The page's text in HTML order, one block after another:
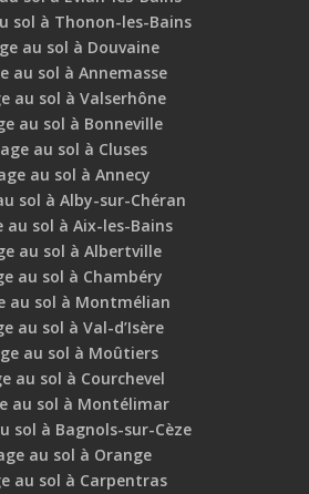
sol à Thonon-les-Bains
au sol à Douvaine
au sol à Annemasse
au sol à Valserhône
au sol à Bonneville
au sol à Cluses
au sol à Annecy
sol à Alby-sur-Chéran
au sol à Aix-les-Bains
au sol à Albertville
au sol à Chambéry
au sol à Montmélian
au sol à Val-d’Isère
au sol à Moûtiers
au sol à Courchevel
au sol à Montélimar
sol à Bagnols-sur-Cèze
au sol à Orange
au sol à Carpentras